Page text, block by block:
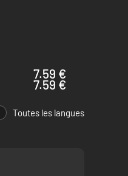
aux membres
7.59 €
7.59 €
Toutes les langues